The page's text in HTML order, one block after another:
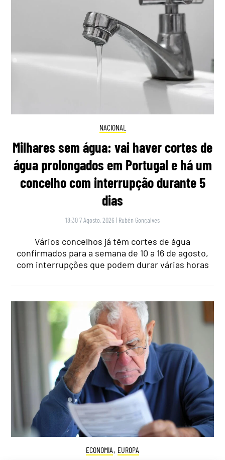
NACIONAL
Milhares sem água: vai haver cortes de
água prolongados em Portugal e há um
concelho com interrupção durante 5
dias
18:30 7 Agosto, 2026 | Rubén Gonçalves
Vários concelhos já têm cortes de água
confirmados para a semana de 10 a 16 de agosto,
com interrupções que podem durar várias horas
ECONOMIA , EUROPA